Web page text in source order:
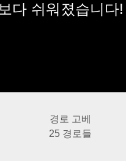
다 쉬워졌습니다!
경로 고베
25 경로들